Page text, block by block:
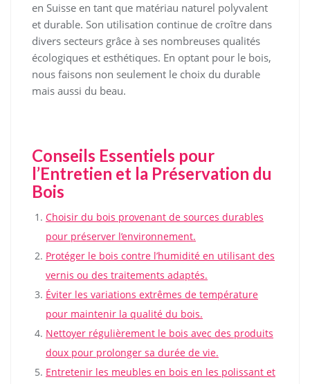
en Suisse en tant que matériau naturel polyvalent
et durable. Son utilisation continue de croître dans
divers secteurs grâce à ses nombreuses qualités
écologiques et esthétiques. En optant pour le bois,
nous faisons non seulement le choix du durable
mais aussi du beau.
Conseils Essentiels pour
l’Entretien et la Préservation du
Bois
Choisir du bois provenant de sources durables
pour préserver l’environnement.
Protéger le bois contre l’humidité en utilisant des
vernis ou des traitements adaptés.
Éviter les variations extrêmes de température
pour maintenir la qualité du bois.
Nettoyer régulièrement le bois avec des produits
doux pour prolonger sa durée de vie.
Entretenir les meubles en bois en les polissant et